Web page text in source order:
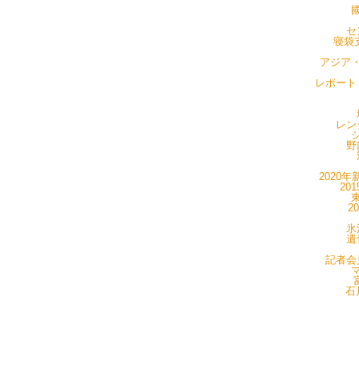
寝袋
アジア
レポー
レ
野
2020年
氷
遺
記者
石